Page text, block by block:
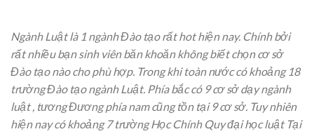
Ngành Luật là 1 ngành Đào tạo rất hot hiện nay. Chính bởi
rất nhiều bạn sinh viên băn khoăn không biết chọn cơ sở
Đào tạo nào cho phù hợp. Trong khi toàn nước có khoảng 18
trường Đào tạo ngành Luật. Phía bắc có 9 cơ sở dạy ngành
luật , tương Đương phía nam cũng tồn tại 9 cơ sở. Tuy nhiên
hiện nay có khoảng 7 trường Học Chính Quy đại học luật Tại